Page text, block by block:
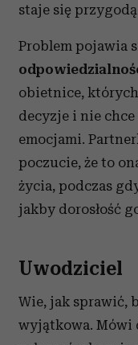
otrzymanymi od
korzystania z ich
staje się
Problem pojawia
obietnice,
decyzje i nie
emocjami.
poczucie, że to
życia, podczas
jakby dorosłość
Uwodziciel
Wie, jak sprawić,
wyjątkowa. Mówi